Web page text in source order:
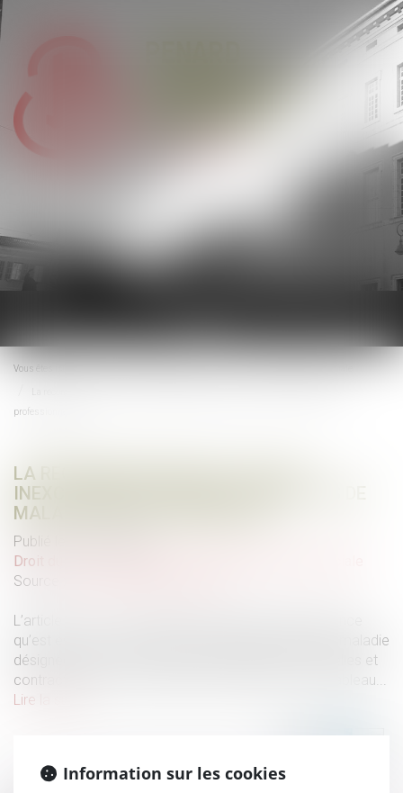
le
menu
Vous êtes ici :
professionnelles
LA RECONNAISSANCE DE LA FAUTE
INEXCUSABLE DE L’EMPLOYEUR EN CAS DE
MALADIES PROFESSIONNELLES
Publié le :
Droit du travail - Salariés
Source :
L’article L. 461-1 du Code de la sécurité sociale énonce
qu’est est présumée d'origine professionnelle toute maladie
désignée dans un tableau de maladies professionnelles et
contractée dans les conditions mentionnées à ce tableau...
Lire la suite
Information sur les cookies